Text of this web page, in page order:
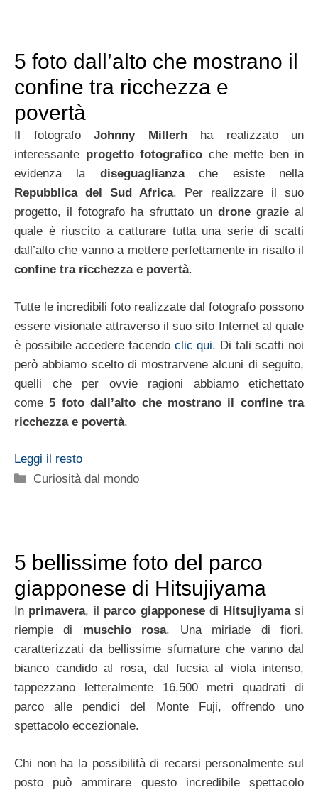
5 foto dall’alto che mostrano il
confine tra ricchezza e
povertà
Il fotografo Johnny Millerhha realizzato un
interessante progetto fotografico che mette ben in
evidenza la diseguaglianzache esiste nella
Repubblica del Sud Africa. Per realizzare il suo
progetto, il fotografo ha sfruttato un dronegrazie al
quale è riuscito a catturare tutta una serie di scatti
dall’alto che vanno a mettere perfettamente in risalto il
confine tra ricchezza e povertà.
Tutte le incredibili foto realizzate dal fotografo possono
essere visionate attraverso il suo sito Internet al quale
è possibile accedere facendo clic qui. Di tali scatti noi
però abbiamo scelto di mostrarvene alcuni di seguito,
quelli che per ovvie ragioni abbiamo etichettato
come5 foto dall’alto che mostrano il confine tra
ricchezza e povertà.
Leggi il resto
Categorie
Curiosità dal mondo
5 bellissime foto del parco
giapponese di Hitsujiyama
In primavera, il parco giapponesedi Hitsujiyamasi
riempie di muschio rosa. Una miriade di fiori,
caratterizzati da bellissime sfumature che vanno dal
bianco candido al rosa, dal fucsia al viola intenso,
tappezzano letteralmente 16.500 metri quadrati di
parco alle pendici del Monte Fuji, offrendo uno
spettacolo eccezionale.
Chi non ha la possibilità di recarsi personalmente sul
posto può ammirare questo incredibile spettacolo